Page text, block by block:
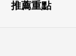
推薦重點